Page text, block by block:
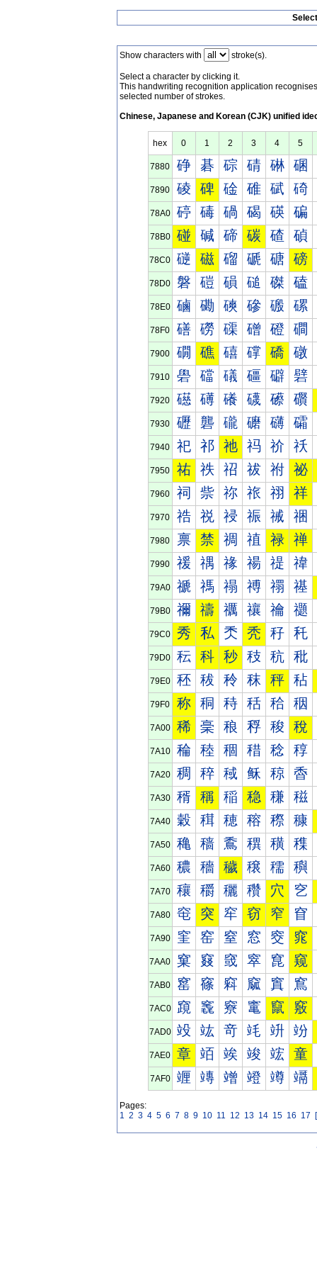
Show characters with stroke(s).
Select a character by clicking it.
This handwriting recognition application
selected number of strokes.
Chinese, Japanese and Korean (CJK) unified
hex 0 1 2 3 4 5
7880 碀 碁 碂 碃 碄 碅
7890 碐 碑 碒 碓 碔 碕
78A0 碠 碡 碢 碣 碤 碥
78B0 碰 碱 碲 碳 碴 碵
78C0 磀 磁 磂 磃 磄 磅
78D0 磐 磑 磒 磓 磔 磕
78E0 磠 磡 磢 磣 磤 磥
78F0 磰 磱 磲 磳 磴 磵
7900 礀 礁 礂 礃 礄 礅
7910 礐 礑 礒 礓 礔 礕
7920 礠 礡 礢 礣 礤 礥
7930 礰 礱 礲 礳 礴 礵
7940 祀 祁 祂 祃 祄 祅
7950 祐 祑 祒 祓 祔 祕
7960 祠 祡 祢 祣 祤 祥
7970 祰 祱 祲 祳 祴 祵
7980 禀 禁 禂 禃 禄 禅
7990 禐 禑 禒 禓 禔 禕
79A0 禠 禡 禢 禣 禤 禥
79B0 禰 禱 禲 禳 禴 禵
79C0 秀 私 秂 秃 秄 秅
79D0 秐 科 秒 秓 秔 秕
79E0 秠 秡 秢 秣 秤 秥
79F0 称 秱 秲 秳 秴 秵
7A00 稀 稁 稂 稃 稄 稅
7A10 稐 稑 稒 稓 稔 稕
7A20 稠 稡 稢 稣 稤 稥
7A30 稰 稱 稲 稳 稴 稵
7A40 穀 穁 穂 穃 穄 穅
7A50 穐 穑 穒 穓 穔 穕
7A60 穠 穡 穢 穣 穤 穥
7A70 穰 穱 穲 穳 穴 穵
7A80 窀 突 窂 窃 窄 窅
7A90 窐 窑 窒 窓 窔 窕
7AA0 窠 窡 窢 窣 窤 窥
7AB0 窰 窱 窲 窳 窴 窵
7AC0 竀 竁 竂 竃 竄 竅
7AD0 竐 竑 竒 竓 竔 竕
7AE0 章 竡 竢 竣 竤 童
7AF0 竰 竱 竲 竳 竴 竵
Pages:
1 2 3 4 5 6 7 8 9 10 11 12 13 14 15 16 17